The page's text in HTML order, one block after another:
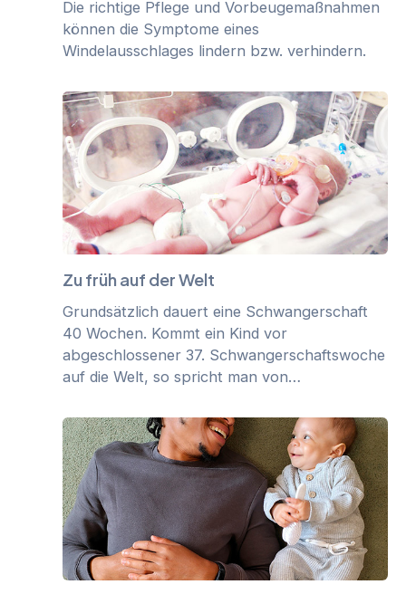
Die richtige Pflege und Vorbeugemaßnahmen
können die Symptome eines
Windelausschlages lindern bzw. verhindern.
Zu früh auf der Welt
Grundsätzlich dauert eine Schwangerschaft
40 Wochen. Kommt ein Kind vor
abgeschlossener 37. Schwangerschaftswoche
auf die Welt, so spricht man von…